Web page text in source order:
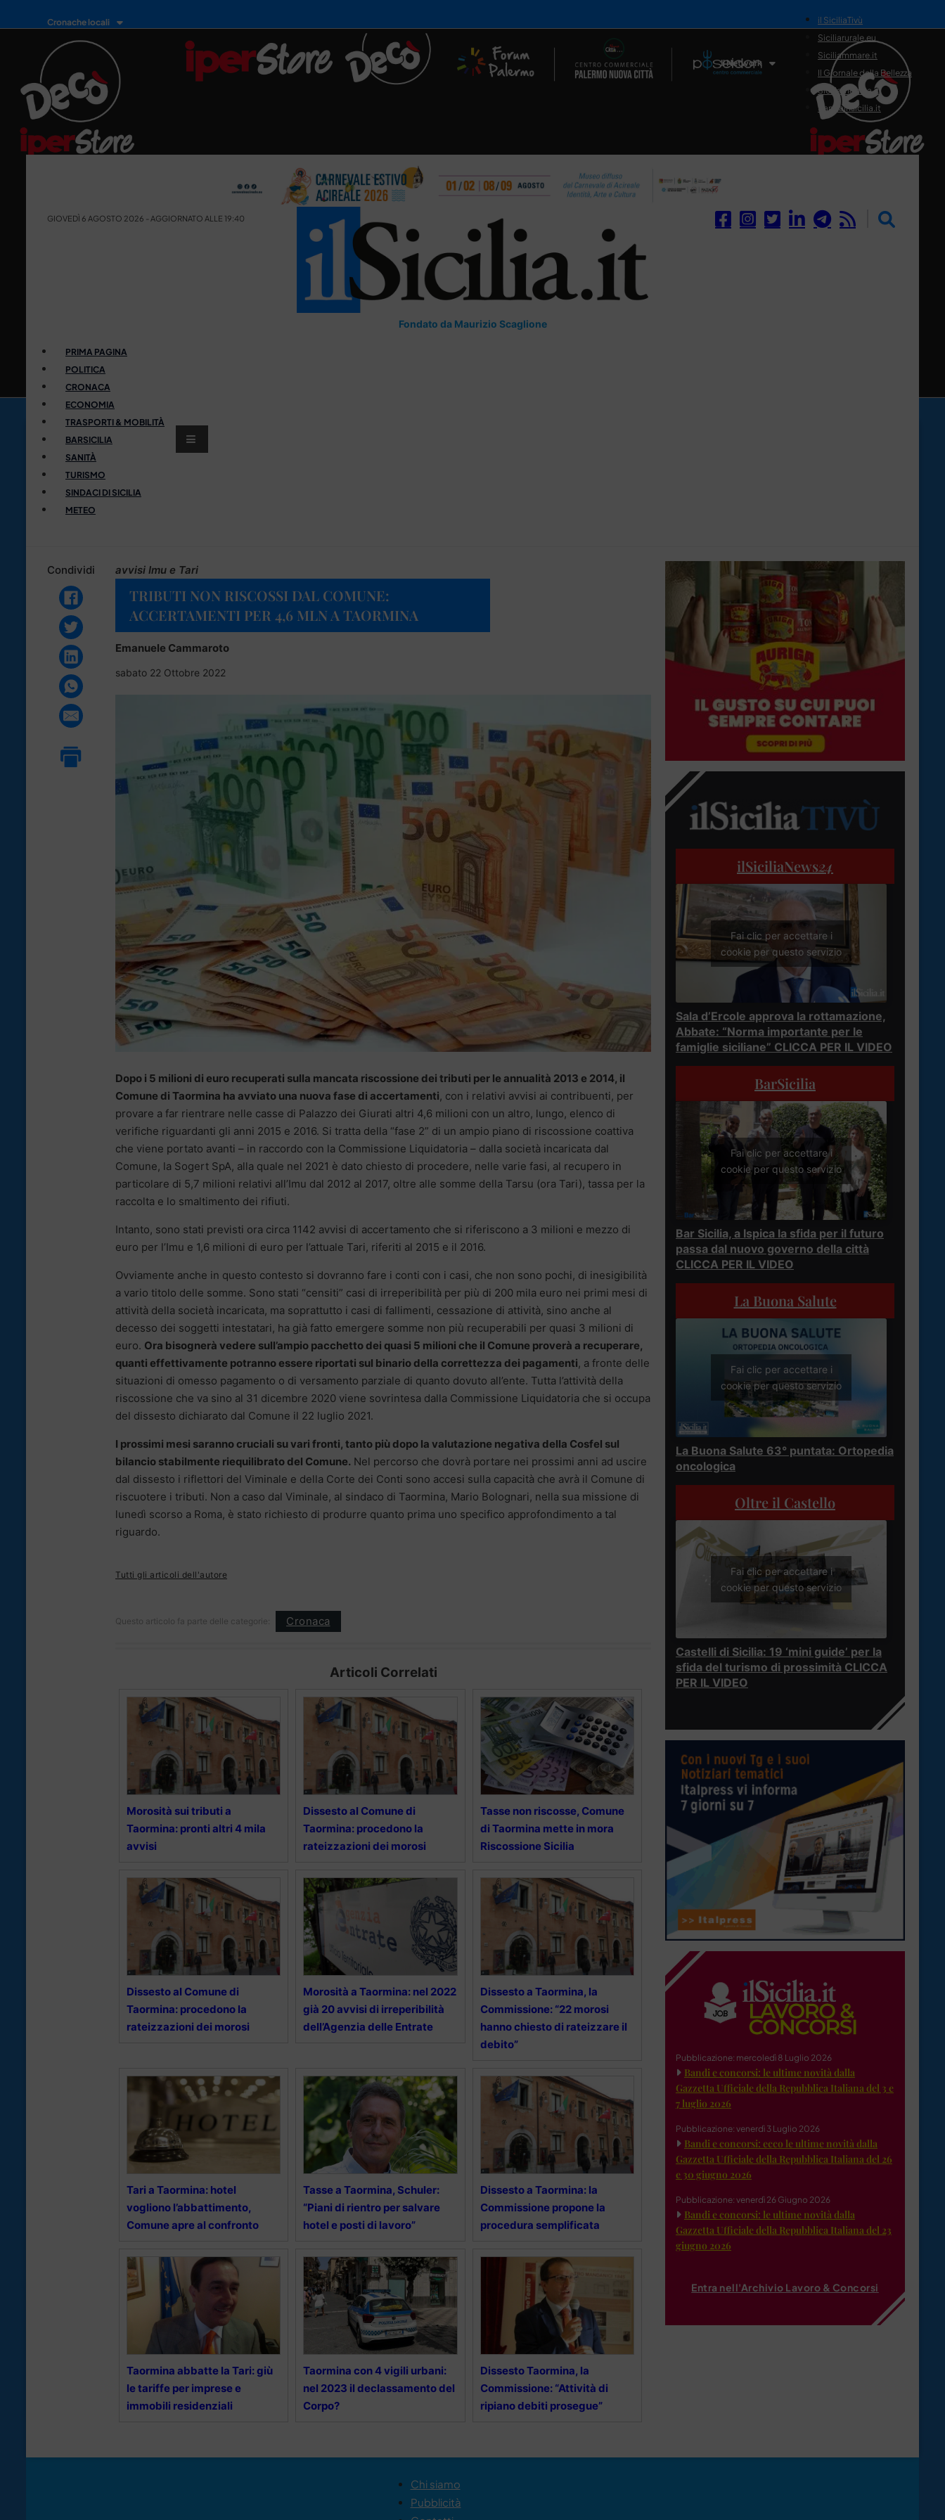
Cronache locali
Il Network
il SiciliaTivù
Siciliarurale.eu
Siciliammare.it
Il Giornale della Bellezza
Siciliamedica.it
Sanitainsicilia.it
GIOVEDÌ 6 AGOSTO 2026 - AGGIORNATO ALLE 19:40
Fondato da Maurizio Scaglione
PRIMA PAGINA
POLITICA
CRONACA
ECONOMIA
TRASPORTI & MOBILITÀ
BARSICILIA
SANITÀ
TURISMO
SINDACI DI SICILIA
METEO
Condividi avvisi Imu e Tari
TRIBUTI NON RISCOSSI DAL COMUNE:
ACCERTAMENTI PER 4,6 MLN A TAORMINA
Emanuele Cammaroto
sabato 22 Ottobre 2022
Dopo i 5 milioni di euro recuperati sulla mancata riscossione dei tributi per le annualità 2013 e 2014, il
Comune di Taormina ha avviato una nuova fase di accertamenti, con i relativi avvisi ai contribuenti, per
provare a far rientrare nelle casse di Palazzo dei Giurati altri 4,6 milioni con un altro, lungo, elenco di
verifiche riguardanti gli anni 2015 e 2016. Si tratta della “fase 2” di un ampio piano di riscossione coattiva
che viene portato avanti – in raccordo con la Commissione Liquidatoria – dalla società incaricata dal
Comune, la Sogert SpA, alla quale nel 2021 è dato chiesto di procedere, nelle varie fasi, al recupero in
particolare di 5,7 milioni relativi all’Imu dal 2012 al 2017, oltre alle somme della Tarsu (ora Tari), tassa per la
raccolta e lo smaltimento dei rifiuti.
Intanto, sono stati previsti ora circa 1142 avvisi di accertamento che si riferiscono a 3 milioni e mezzo di
euro per l’Imu e 1,6 milioni di euro per l’attuale Tari, riferiti al 2015 e il 2016.
Ovviamente anche in questo contesto si dovranno fare i conti con i casi, che non sono pochi, di inesigibilità
a vario titolo delle somme. Sono stati “censiti” casi di irreperibilità per più di 200 mila euro nei primi mesi di
attività della società incaricata, ma soprattutto i casi di fallimenti, cessazione di attività, sino anche al
decesso dei soggetti intestatari, ha già fatto emergere somme non più recuperabili per quasi 3 milioni di
euro. Ora bisognerà vedere sull’ampio pacchetto dei quasi 5 milioni che il Comune proverà a recuperare,
quanti effettivamente potranno essere riportati sul binario della correttezza dei pagamenti, a fronte delle
situazioni di omesso pagamento o di versamento parziale di quanto dovuto all’ente. Tutta l’attività della
riscossione che va sino al 31 dicembre 2020 viene sovrintesa dalla Commissione Liquidatoria che si occupa
del dissesto dichiarato dal Comune il 22 luglio 2021.
I prossimi mesi saranno cruciali su vari fronti, tanto più dopo la valutazione negativa della Cosfel sul
bilancio stabilmente riequilibrato del Comune. Nel percorso che dovrà portare nei prossimi anni ad uscire
dal dissesto i riflettori del Viminale e della Corte dei Conti sono accesi sulla capacità che avrà il Comune di
riscuotere i tributi. Non a caso dal Viminale, al sindaco di Taormina, Mario Bolognari, nella sua missione di
lunedì scorso a Roma, è stato richiesto di produrre quanto prima uno specifico approfondimento a tal
riguardo.
Tutti gli articoli dell'autore
Questo articolo fa parte delle categorie: Cronaca
Articoli Correlati
Morosità sui tributi a
Taormina: pronti altri 4 mila
avvisi
Dissesto al Comune di
Taormina: procedono la
rateizzazioni dei morosi
Tasse non riscosse, Comune
di Taormina mette in mora
Riscossione Sicilia
Dissesto al Comune di
Taormina: procedono la
rateizzazioni dei morosi
Morosità a Taormina: nel 2022
già 20 avvisi di irreperibilità
dell’Agenzia delle Entrate
Dissesto a Taormina, la
Commissione: “22 morosi
hanno chiesto di rateizzare il
debito”
Tari a Taormina: hotel
vogliono l’abbattimento,
Comune apre al confronto
Tasse a Taormina, Schuler:
“Piani di rientro per salvare
hotel e posti di lavoro”
Dissesto a Taormina: la
Commissione propone la
procedura semplificata
Taormina abbatte la Tari: giù
le tariffe per imprese e
immobili residenziali
Taormina con 4 vigili urbani:
nel 2023 il declassamento del
Corpo?
Dissesto Taormina, la
Commissione: “Attività di
ripiano debiti prosegue”
ilSiciliaNews24
Fai clic per accettare i
cookie per questo servizio
Sala d’Ercole approva la rottamazione,
Abbate: “Norma importante per le
famiglie siciliane” CLICCA PER IL VIDEO
BarSicilia
Fai clic per accettare i
cookie per questo servizio
Bar Sicilia, a Ispica la sfida per il futuro
passa dal nuovo governo della città
CLICCA PER IL VIDEO
La Buona Salute
Fai clic per accettare i
cookie per questo servizio
La Buona Salute 63° puntata: Ortopedia
oncologica
Oltre il Castello
Fai clic per accettare i
cookie per questo servizio
Castelli di Sicilia: 19 ‘mini guide’ per la
sfida del turismo di prossimità CLICCA
PER IL VIDEO
Pubblicazione: mercoledì 8 Luglio 2026
Bandi e concorsi: le ultime novità dalla
Gazzetta Ufficiale della Repubblica Italiana del 3 e
7 luglio 2026
Pubblicazione: venerdì 3 Luglio 2026
Bandi e concorsi: ecco le ultime novità dalla
Gazzetta Ufficiale della Repubblica Italiana del 26
e 30 giugno 2026
Pubblicazione: venerdì 26 Giugno 2026
Bandi e concorsi: le ultime novità dalla
Gazzetta Ufficiale della Repubblica Italiana del 23
giugno 2026
Entra nell'Archivio Lavoro & Concorsi
Chi siamo
Pubblicità